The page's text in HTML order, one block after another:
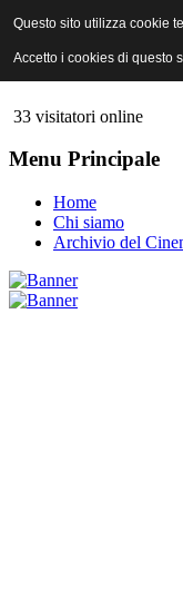
ANICA | Associazione
33 visitatori online
Menu Principale
Home
Chi siamo
Archivio del
Questo sito utilizza cookie
Accetto i cookies di questo
Questo sito utilizza cookie
Accetto i cookies di questo